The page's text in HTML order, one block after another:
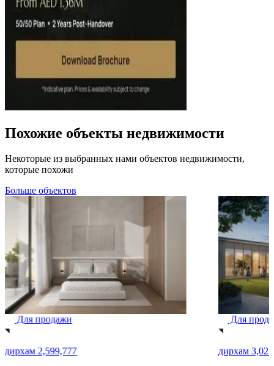
Похожие объекты недвижимости
Некоторые из выбранных нами объектов недвижимости,
которые похожи
Больше объектов
Для продажи
дирхам 2,599,777
Для
дирхам